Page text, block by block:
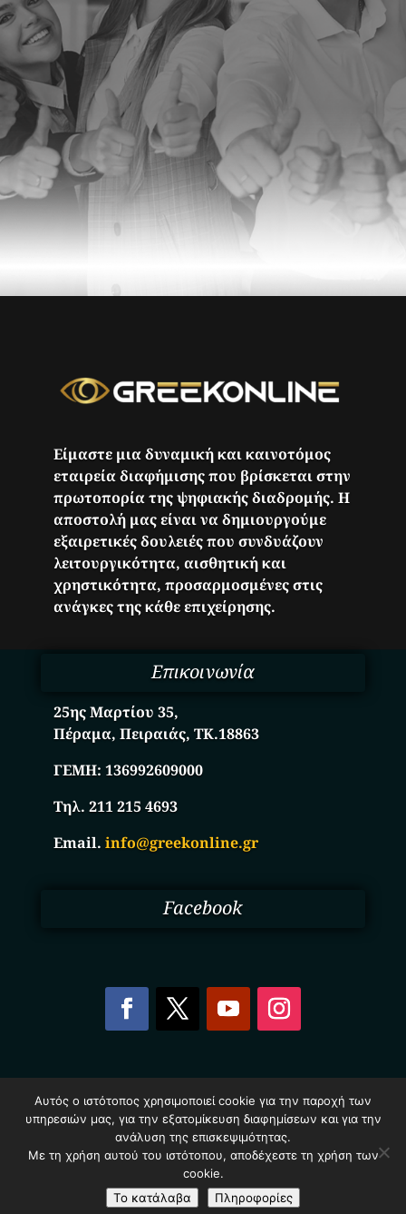
Είμαστε μια δυναμική και καινοτόμος
εταιρεία διαφήμισης που βρίσκεται στην
πρωτοπορία της ψηφιακής διαδρομής. Η
αποστολή μας είναι να δημιουργούμε
εξαιρετικές δουλειές που συνδυάζουν
λειτουργικότητα, αισθητική και
χρηστικότητα, προσαρμοσμένες στις
ανάγκες της κάθε επιχείρησης.
Επικοινωνία
25ης Μαρτίου 35,
Πέραμα, Πειραιάς, ΤΚ.18863
ΓΕΜΗ:136992609000
Τηλ. 211 215 4693
Email.info@greekonline.gr
Facebook
Επιχειρήσεων Ελλάδας – Greekonline.gr. All Rights
Reserved.
Όροι & Προυποθέσεις–Προστασία Προσωπικών
Δεδομένων–Πολιτική Cookies
Αυτός ο ιστότοπος χρησιμοποιεί cookie για την παροχή των
υπηρεσιών μας, για την εξατομίκευση διαφημίσεων και για την
ανάλυση της επισκεψιμότητας.
Με τη χρήση αυτού του ιστότοπου, αποδέχεστε τη χρήση των
cookie.
Το κατάλαβα
Πληροφορίες